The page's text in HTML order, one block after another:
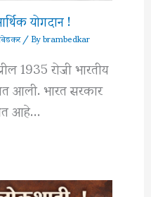
योगदान !
/ Bybrambedkar
1935 रोजी भारतीय
आली. भारत सरकार
आहे…